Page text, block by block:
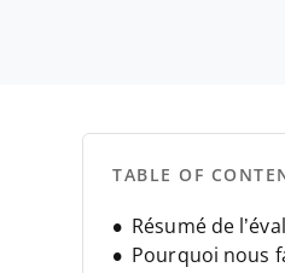
TABLE OF
Résumé de
Pourquoi nous